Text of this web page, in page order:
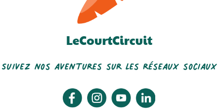
LeCourtCircuit
Suivez nos aventures sur les réseaux sociaux